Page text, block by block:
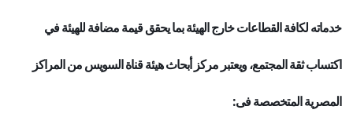
خدماته لكافة القطاعات خارج الهيئة بما يحقق قيمة مضافة للهيئة في
اكتساب ثقة المجتمع، ويعتبر مركز أبحاث هيئة قناة السويس من المراكز
المصرية المتخصصة فى: